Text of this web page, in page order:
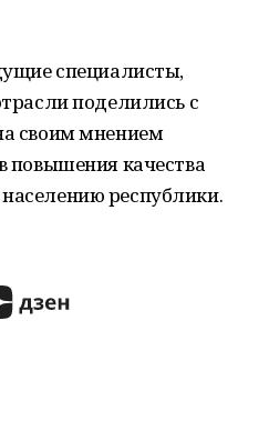
специалисты,
поделились с
своим мнением
повышения качества
республики.